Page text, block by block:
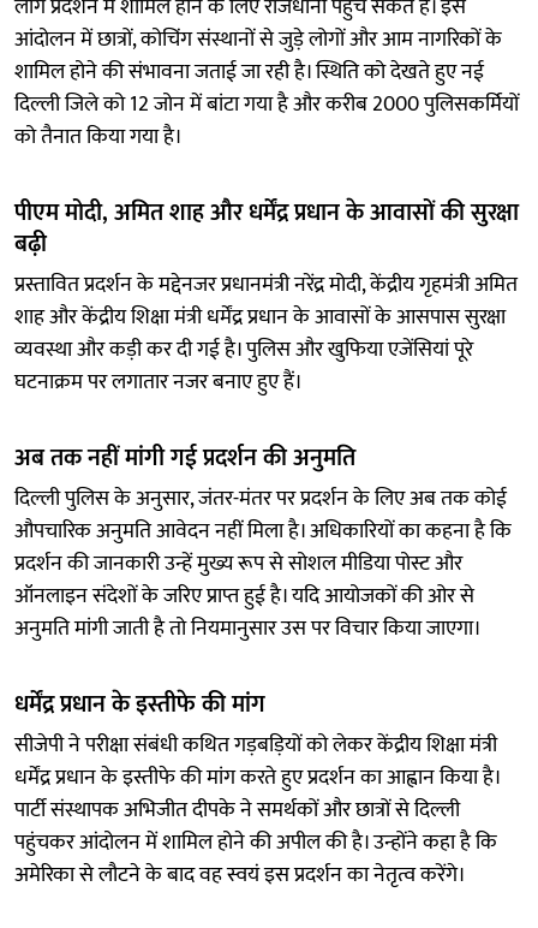
आंदोलन में छात्रों, कोचिंग संस्थानों से जुड़े लोगों और आम नागरिकों के
शामिल होने की संभावना जताई जा रही है। स्थिति को देखते हुए नई
दिल्ली जिले को 12 जोन में बांटा गया है और करीब 2000 पुलिसकर्मियों
को तैनात किया गया है।
पीएम मोदी, अमित शाह और धर्मेंद्र प्रधान के आवासों की सुरक्षा
बढ़ी
प्रस्तावित प्रदर्शन के मद्देनजर प्रधानमंत्री नरेंद्र मोदी, केंद्रीय गृहमंत्री अमित
शाह और केंद्रीय शिक्षा मंत्री धर्मेंद्र प्रधान के आवासों के आसपास सुरक्षा
व्यवस्था और कड़ी कर दी गई है। पुलिस और खुफिया एजेंसियां पूरे
घटनाक्रम पर लगातार नजर बनाए हुए हैं।
अब तक नहीं मांगी गई प्रदर्शन की अनुमति
दिल्ली पुलिस के अनुसार, जंतर-मंतर पर प्रदर्शन के लिए अब तक कोई
औपचारिक अनुमति आवेदन नहीं मिला है। अधिकारियों का कहना है कि
प्रदर्शन की जानकारी उन्हें मुख्य रूप से सोशल मीडिया पोस्ट और
ऑनलाइन संदेशों के जरिए प्राप्त हुई है। यदि आयोजकों की ओर से
अनुमति मांगी जाती है तो नियमानुसार उस पर विचार किया जाएगा।
धर्मेंद्र प्रधान के इस्तीफे की मांग
सीजेपी ने परीक्षा संबंधी कथित गड़बड़ियों को लेकर केंद्रीय शिक्षा मंत्री
धर्मेंद्र प्रधान के इस्तीफे की मांग करते हुए प्रदर्शन का आह्वान किया है।
पार्टी संस्थापक अभिजीत दीपके ने समर्थकों और छात्रों से दिल्ली
पहुंचकर आंदोलन में शामिल होने की अपील की है। उन्होंने कहा है कि
अमेरिका से लौटने के बाद वह स्वयं इस प्रदर्शन का नेतृत्व करेंगे।